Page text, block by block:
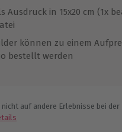
Ausdruck in 15x20 cm (1x
können zu einem
bestellt werden
auf andere Erlebnisse bei der